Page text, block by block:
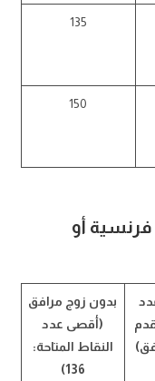
135
150
فرنسية أو
للمتقدم
بدون زوج مرافق
(أقصى عدد
النقاط المتاحة:
136)